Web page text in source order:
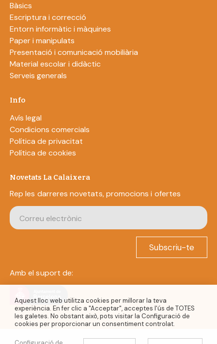
Bàsics
Escriptura i correcció
Entorn informàtic i màquines
Paper i manipulats
Presentació i comunicació mobiliària
Material escolar i didàctic
Serveis generals
Info
Avís legal
Condicions comercials
Política de privacitat
Política de cookies
Novetats La Calaixera
Rep les darreres novetats, promocions i ofertes
Subscriu-te
Amb el suport de:
Aquest lloc web utilitza cookies per millorar la teva
experiència. En fer clic a "Acceptar", acceptes l'ús de TOTES
les galetes. No obstant això, pots visitar la Configuració de
cookies per proporcionar un consentiment controlat.